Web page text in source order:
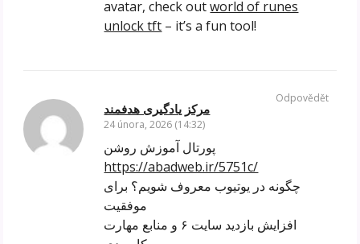
avatar, check outworld of runes
unlock tft – it’s a fun tool!
مرکز یادگیری هدفمند
24 února, 2026 (14:32)
پورتال آموزش روشن
https://abadweb.ir/5751c/
چگونه در یوتیوب معروف شویم؟ برای
موفقیت
افزایش بازدید سایت ۶ و منابع مهارت
Odpovědět